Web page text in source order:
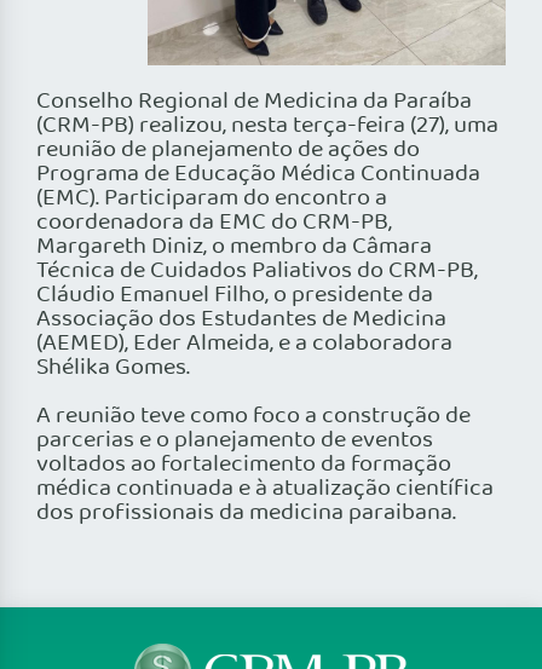
Conselho Regional de Medicina da Paraíba
(CRM-PB) realizou, nesta terça-feira (27), uma
reunião de planejamento de ações do
Programa de Educação Médica Continuada
(EMC). Participaram do encontro a
coordenadora da EMC do CRM-PB,
Margareth Diniz, o membro da Câmara
Técnica de Cuidados Paliativos do CRM-PB,
Cláudio Emanuel Filho, o presidente da
Associação dos Estudantes de Medicina
(AEMED), Eder Almeida, e a colaboradora
Shélika Gomes.
A reunião teve como foco a construção de
parcerias e o planejamento de eventos
voltados ao fortalecimento da formação
médica continuada e à atualização científica
dos profissionais da medicina paraibana.